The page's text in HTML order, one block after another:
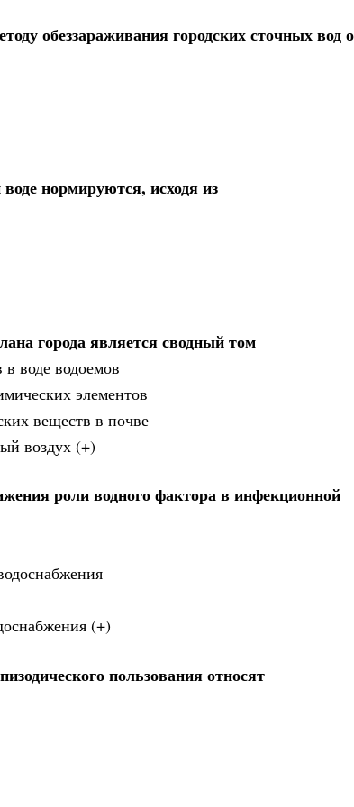
обеззараживания городских сточных вод
нормируются, исходя из
города является сводный том
воде водоемов
элементов
веществ в почве
воздух (+)
роли водного фактора в инфекционной
(+)
пользования относят